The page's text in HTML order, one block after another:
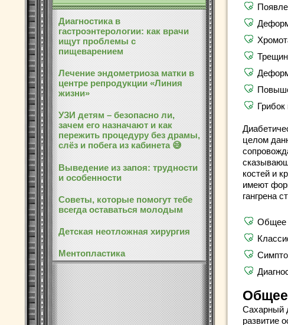
Диагностика в
гастроэнтерологии: как врачи
ищут проблемы с
пищеварением
Лечение эндометриоза матки в
центре репродукции «Линия
жизни»
УЗИ детям – безопасно ли,
зачем его назначают и как
пережить процедуру без драмы,
слёз и побега из кабинета 😅
Выведение из запоя: трудности
и особенности
Советы, которые помогут тебе
всегда оставаться молодым
Детская неотложная хирургия
Ментопластика
Грибок
целом
костей и
имеют
гангрена
Общее
Сахарный
развитие